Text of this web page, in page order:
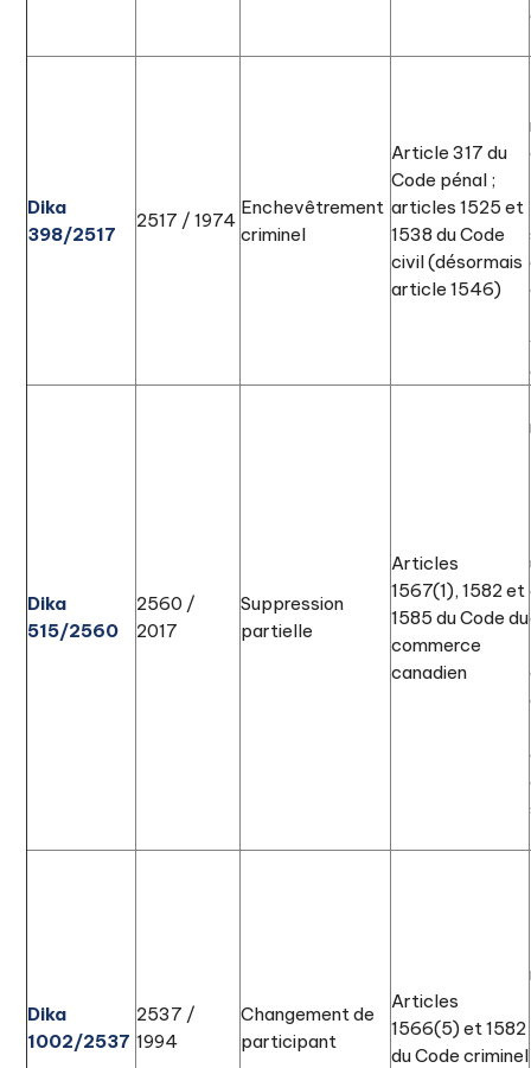
Dika
398/2517
2517 / 1974
Enchevêtrement
criminel
Article 317 du
Code pénal ;
articles 1525 et
1538 du Code
civil (désormais
article 1546)
Dika
515/2560
2560 /
2017
Suppression
partielle
Articles
1567(1), 1582 et
1585 du Code du
commerce
canadien
Dika
1002/2537
2537 /
1994
Changement de
participant
Articles
1566(5) et 1582
du Code criminel